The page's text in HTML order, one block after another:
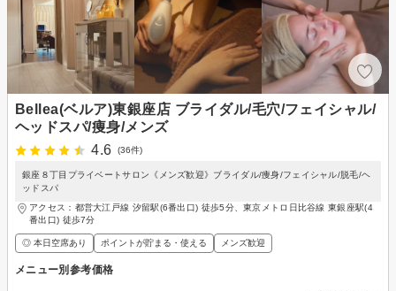
Bellea(ベルア)東銀座店 ブライダル/毛穴/フェイシャル/
ヘッドスパ/痩身/メンズ
4.6
(36件)
銀座８丁目プライベートサロン《メンズ歓迎》ブライダル/痩身/フェイシャル/脱毛/ヘ
ッドスパ
アクセス：都営大江戸線 汐留駅(6番出口) 徒歩5分、東京メトロ日比谷線 東銀座駅(4
番出口) 徒歩7分
◎ 本日空席あり ポイントが貯まる・使える メンズ歓迎
メニュー別参考価格